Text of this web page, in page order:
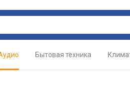
Бытовая техника